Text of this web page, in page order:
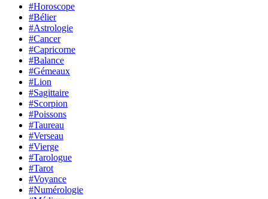
#Horoscope
#Bélier
#Astrologie
#Cancer
#Capricorne
#Balance
#Gémeaux
#Lion
#Sagittaire
#Scorpion
#Poissons
#Taureau
#Verseau
#Vierge
#Tarologue
#Tarot
#Voyance
#Numérologie